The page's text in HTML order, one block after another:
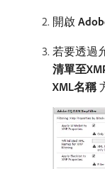
開啟​
若要透過
清單至
XML名稱